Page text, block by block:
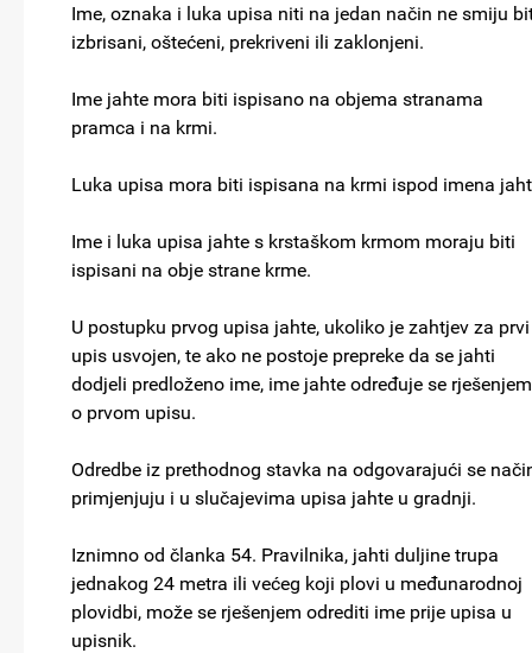
Ime, oznaka i luka upisa niti na jedan način ne smiju
izbrisani, oštećeni, prekriveni ili zaklonjeni.
Ime jahte mora biti ispisano na objema stranama
pramca i na krmi.
Luka upisa mora biti ispisana na krmi ispod imena
Ime i luka upisa jahte s krstaškom krmom moraju biti
ispisani na obje strane krme.
U postupku prvog upisa jahte, ukoliko je zahtjev za prvi
upis usvojen, te ako ne postoje prepreke da se jahti
dodjeli predloženo ime, ime jahte određuje se rješenjem
o prvom upisu.
Odredbe iz prethodnog stavka na odgovarajući se
primjenjuju i u slučajevima upisa jahte u gradnji.
Iznimno od članka 54. Pravilnika, jahti duljine trupa
jednakog 24 metra ili većeg koji plovi u međunarodnoj
plovidbi, može se rješenjem odrediti ime prije upisa u
upisnik.